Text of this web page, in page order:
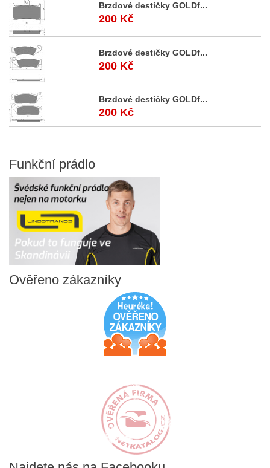
Brzdové destičky GOLDf...
200 Kč
Brzdové destičky GOLDf...
200 Kč
Brzdové destičky GOLDf...
200 Kč
Funkční prádlo
Ověřeno zákazníky